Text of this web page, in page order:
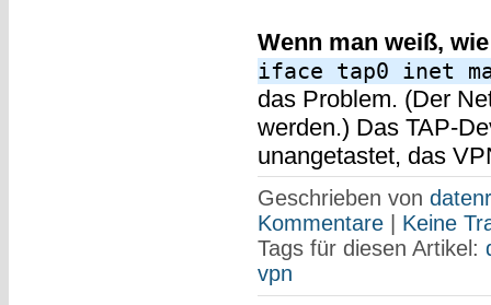
Wenn man weiß,
iface tap0 inet
das Problem. (Der
werden.) Das TAP-
unangetastet, das
Geschrieben von
Kommentare| Keine
Tags für diesen Artikel:
vpn